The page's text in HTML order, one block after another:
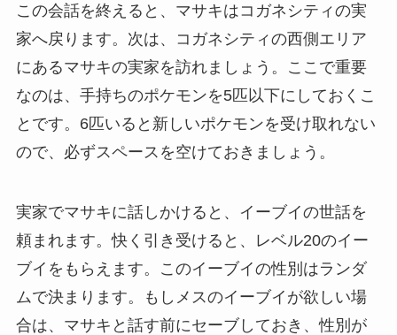
この会話を終えると、マサキはコガネシティの実
家へ戻ります。次は、コガネシティの西側エリア
にあるマサキの実家を訪れましょう。ここで重要
なのは、手持ちのポケモンを5匹以下にしておくこ
とです。6匹いると新しいポケモンを受け取れない
ので、必ずスペースを空けておきましょう。
実家でマサキに話しかけると、イーブイの世話を
頼まれます。快く引き受けると、レベル20のイー
ブイをもらえます。このイーブイの性別はランダ
ムで決まります。もしメスのイーブイが欲しい場
合は、マサキと話す前にセーブしておき、性別が